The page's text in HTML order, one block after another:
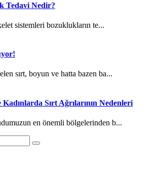
Tedavi Nedir?
sistemleri bozuklukların te...
sırt, boyun ve hatta bazen ba...
Kadınlarda Sırt Ağrılarının Nedenleri
en önemli bölgelerinden b...